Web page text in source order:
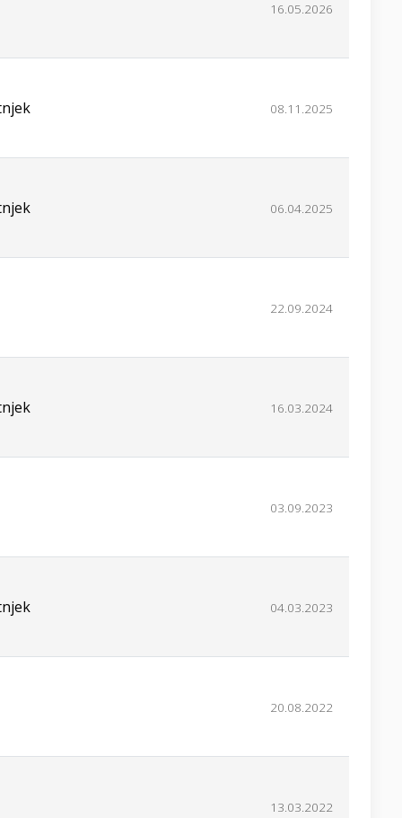
16.05.2026
08.11.2025
06.04.2025
22.09.2024
16.03.2024
03.09.2023
04.03.2023
20.08.2022
13.03.2022